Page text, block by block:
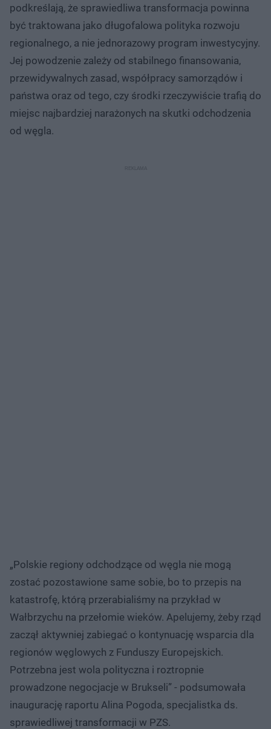
podkreślają, że sprawiedliwa transformacja powinna
być traktowana jako długofalowa polityka rozwoju
regionalnego, a nie jednorazowy program inwestycyjny.
Jej powodzenie zależy od stabilnego finansowania,
przewidywalnych zasad, współpracy samorządów i
państwa oraz od tego, czy środki rzeczywiście trafią do
miejsc najbardziej narażonych na skutki odchodzenia
od węgla.
„Polskie regiony odchodzące od węgla nie mogą
zostać pozostawione same sobie, bo to przepis na
katastrofę, którą przerabialiśmy na przykład w
Wałbrzychu na przełomie wieków. Apelujemy, żeby rząd
zaczął aktywniej zabiegać o kontynuację wsparcia dla
regionów węglowych z Funduszy Europejskich.
Potrzebna jest wola polityczna i roztropnie
prowadzone negocjacje w Brukseli” - podsumowała
inaugurację raportu Alina Pogoda, specjalistka ds.
sprawiedliwej transformacji w PZS.